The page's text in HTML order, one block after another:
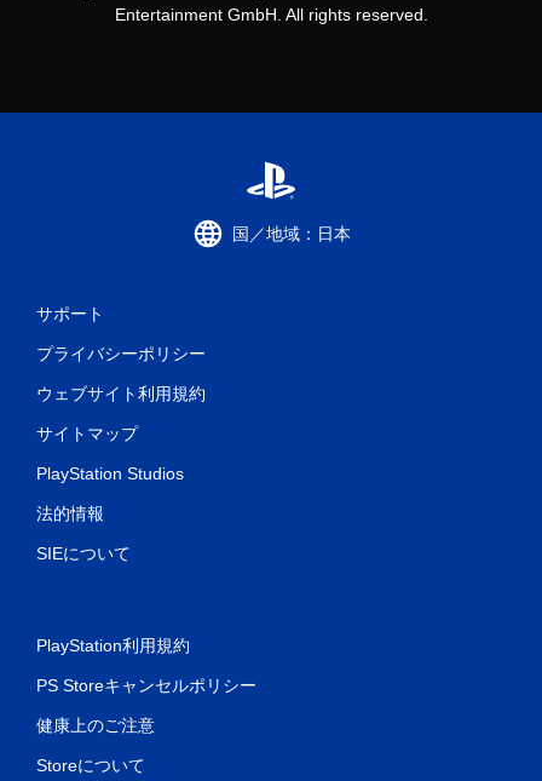
Entertainment GmbH. All rights reserved.
国／地域：日本
サポート
プライバシーポリシー
ウェブサイト利用規約
サイトマップ
PlayStation Studios
法的情報
SIEについて
PlayStation利用規約
PS Storeキャンセルポリシー
健康上のご注意
Storeについて